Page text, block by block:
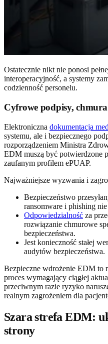
Ostatecznie nikt nie ponosi
interoperacyjność, a systemy
codzienność personelu.
Cyfrowe podpisy,
Elektroniczna dokumentacja
systemu, ale i bezpiecznego
rozporządzeniem Ministra
EDM muszą być potwierdzone
zaufanym profilem ePUAP.
Najważniejsze wyzwania i
Bezpieczeństwo
ransomware i phishing
Odpowiedzialność za
rozwiązanie chmurowe
bezpieczeństwa.
Jest konieczność stałej
audytów bezpieczeństwa.
Bezpieczne wdrożenie EDM to
proces wymagający ciągłej
przeciwnym razie ryzyko
realnym zagrożeniem dla
Szara strefa EDM:
strony